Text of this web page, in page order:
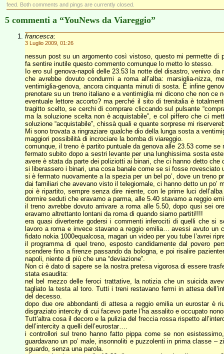
feed. Both comments and pings are currently closed.
5 commenti a “YouNews da Viareggio”
francesca:
3 Luglio 2009, 01:26
nessun post su un argomento così vistoso, questo mi permette di
fa sentire inutile questo commento comunque lo metto lo stesso.
Io ero sul genova-napoli delle 23.53 la notte del disastro, venivo
che avrebbe dovuto condurmi a roma all’alba: marsiglia-nizza,
ventimiglia-genova, ancora cinquanta minuti di sosta. E infine
prenotare su un treno italiano e a ventimiglia mi dicono che non ce
eventuale lettore accorto? ma perché il sito di trenitalia è
tragitto scelto, se cerchi di comprare cliccando sul pulsante
ma la soluzione scelta non è acquistabile”, e col piffero che ci
soluzione “acquistabile”, chissà quali e quante sorprese mi
Mi sono trovata a ringraziare qualche dio della lunga sosta a
maggiori possibilità di incrociare la bomba di viareggio.
comunque, il treno è partito puntuale da genova alle 23.53 come
fermato subito dopo a sestri levante per una lunghissima sosta
avere è stata da parte dei poliziotti ai binari, che ci hanno detto
si liberassero i binari, una cosa banale come se si fosse rovesciato
si è fermato nuovamente a la spezia per un bel po’, dove un treno
dai familiari che avevano visto il telegiornale, ci hanno detto un po’
poi è ripartito, sempre senza dire niente, con le prime luci
dormire seduti che eravamo a parma, alle 5.40 stavamo a reggio
il treno avrebbe dovuto arrivare a roma alle 5.50, dopo qusi sei
eravamo altrettanto lontani da roma di quando siamo partiti!!!!
era quasi divertente godersi i commenti inferociti di quelli che si
lavoro a roma e invece stavano a reggio emilia… avessi avuto un
fidato nokia 1000equalcosa, magari un video per you tube l’avrei
il programma di quel treno, esposto candidamente dal povero
scendere fino a firenze passando da bologna, e poi risalire
napoli, niente di più che una “deviazione”.
Non ci è dato di sapere se la nostra pretesa vigorosa di essere
stata esaudita:
nel bel mezzo delle feroci trattative, la notizia che un suicida
tagliato la testa al toro. Tutti i treni restavano fermi in attesa
del decesso.
dopo due ore abbondanti di attesa a reggio emilia un eurostar è
disgraziato intercity di cui facevo parte l’ha assalito e occupato
Tutt’altra cosa il decoro e la pulizia del freccia rossa rispetto
dell’intercity a quelli dell’eurostar….
i controllori sul treno hanno fatto pippa come se non
guardavano un po’ male, insonnoliti e puzzolenti in prima classe
sguardo, senza una parola.